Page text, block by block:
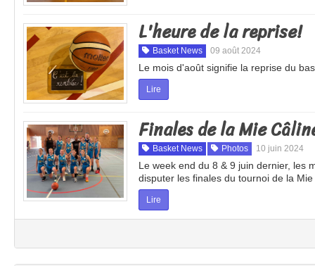
L'heure de la reprise!
Basket News 09 août 2024
Le mois d'août signifie la reprise du
Lire
Finales de la Mie
Basket News Photos 10 juin 2024
Le week end du 8 & 9 juin dernier, les
disputer les finales du tournoi de la
Lire